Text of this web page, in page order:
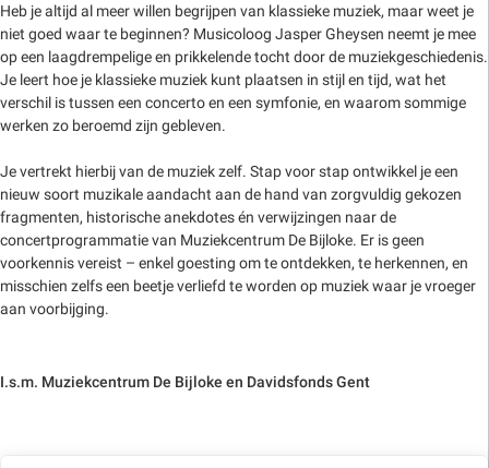
Heb je altijd al meer willen begrijpen van klassieke muziek, maar weet je
niet goed waar te beginnen? Musicoloog Jasper Gheysen neemt je mee
op een laagdrempelige en prikkelende tocht door de muziekgeschiedenis.
Je leert hoe je klassieke muziek kunt plaatsen in stijl en tijd, wat het
verschil is tussen een concerto en een symfonie, en waarom sommige
werken zo beroemd zijn gebleven.
Je vertrekt hierbij van de muziek zelf. Stap voor stap ontwikkel je een
nieuw soort muzikale aandacht aan de hand van zorgvuldig gekozen
fragmenten, historische anekdotes én verwijzingen naar de
concertprogrammatie van Muziekcentrum De Bijloke. Er is geen
voorkennis vereist – enkel goesting om te ontdekken, te herkennen, en
misschien zelfs een beetje verliefd te worden op muziek waar je vroeger
aan voorbijging.
I.s.m. Muziekcentrum De Bijloke en Davidsfonds Gent